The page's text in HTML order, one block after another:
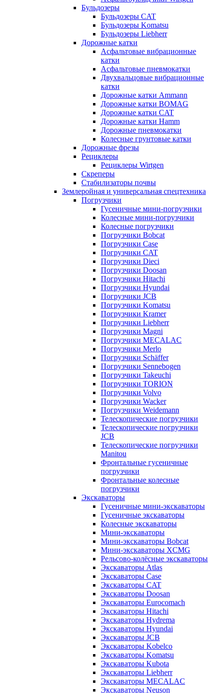
Бульдозеры
Бульдозеры CAT
Бульдозеры Komatsu
Бульдозеры Liebherr
Дорожные катки
Асфальтовые вибрационные
катки
Асфальтовые пневмокатки
Двухвальцовые вибрационные
катки
Дорожные катки Ammann
Дорожные катки BOMAG
Дорожные катки CAT
Дорожные катки Hamm
Дорожные пневмокатки
Колесные грунтовые катки
Дорожные фрезы
Рециклеры
Рециклеры Wirtgen
Скреперы
Стабилизаторы почвы
Землеройная и универсальная спецтехника
Погрузчики
Гусеничные мини-погрузчики
Колесные мини-погрузчики
Колесные погрузчики
Погрузчики Bobcat
Погрузчики Case
Погрузчики CAT
Погрузчики Dieci
Погрузчики Doosan
Погрузчики Hitachi
Погрузчики Hyundai
Погрузчики JCB
Погрузчики Komatsu
Погрузчики Kramer
Погрузчики Liebherr
Погрузчики Magni
Погрузчики MECALAC
Погрузчики Merlo
Погрузчики Schäffer
Погрузчики Sennebogen
Погрузчики Takeuchi
Погрузчики TORION
Погрузчики Volvo
Погрузчики Wacker
Погрузчики Weidemann
Телескопические погрузчики
Телескопические погрузчики
JCB
Телескопические погрузчики
Manitou
Фронтальные гусеничные
погрузчики
Фронтальные колесные
погрузчики
Экскаваторы
Гусеничные мини-экскаваторы
Гусеничные экскаваторы
Колесные экскаваторы
Мини-экскаваторы
Мини-экскаваторы Bobcat
Мини-экскаваторы XCMG
Рельсово-колёсные экскаваторы
Экскаваторы Atlas
Экскаваторы Case
Экскаваторы CAT
Экскаваторы Doosan
Экскаваторы Eurocomach
Экскаваторы Hitachi
Экскаваторы Hydrema
Экскаваторы Hyundai
Экскаваторы JCB
Экскаваторы Kobelco
Экскаваторы Komatsu
Экскаваторы Kubota
Экскаваторы Liebherr
Экскаваторы MECALAC
Экскаваторы Neuson